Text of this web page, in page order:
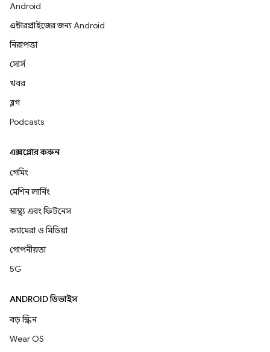
Android
এন্টারপ্রাইজের জন্য Android
নিরাপত্তা
সোর্স
খবর
ব্লগ
Podcasts
এক্সপ্লোর করুন
গেমিং
মেশিন লার্নিং
স্বাস্থ্য এবং ফিটনেস
ক্যামেরা ও মিডিয়া
গোপনীয়তা
5G
ANDROID ডিভাইস
বড় স্ক্রিন
Wear OS